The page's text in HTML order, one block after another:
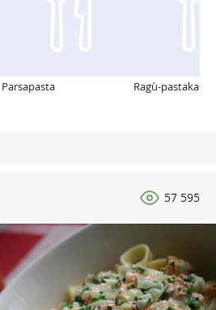
Parsapasta Ragù-
57 595